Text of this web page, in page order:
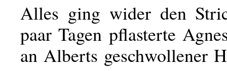
Alles ging wider den
paar Tagen pflasterte
an Alberts geschwollener